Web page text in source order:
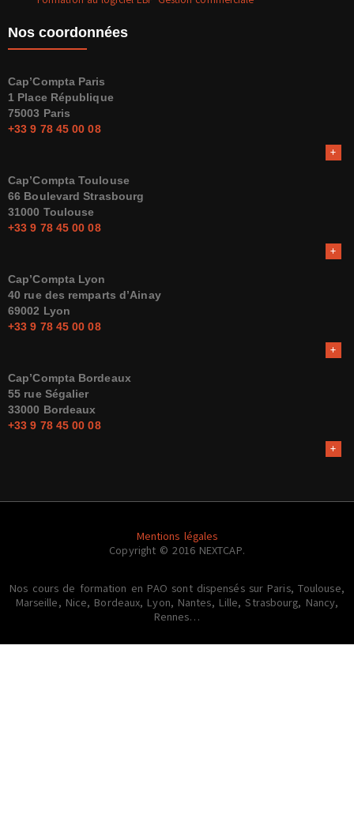
Nos coordonnées
Cap’Compta Paris
1 Place République
75003 Paris
+33 9 78 45 00 08
Cap’Compta Toulouse
66 Boulevard Strasbourg
31000 Toulouse
+33 9 78 45 00 08
Cap’Compta Lyon
40 rue des remparts d’Ainay
69002 Lyon
+33 9 78 45 00 08
Cap’Compta Bordeaux
55 rue Ségalier
33000 Bordeaux
+33 9 78 45 00 08
Mentions légales
Copyright © 2016 NEXTCAP.
Nos cours de formation en PAO sont dispensés sur Paris, Toulouse,
Marseille, Nice, Bordeaux, Lyon, Nantes, Lille, Strasbourg, Nancy,
Rennes…